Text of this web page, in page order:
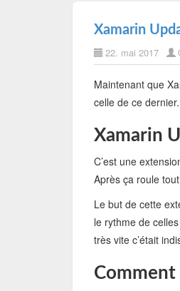
Xamarin
22. mai 2017
Maintenant que
celle de ce
Xamarin
C’est une
Après ça roule
Le but de cette
le rythme de
très vite c’était
Comment